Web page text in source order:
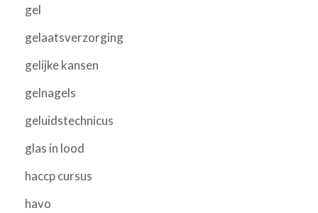
gel
gelaatsverzorging
gelijke kansen
gelnagels
geluidstechnicus
glas in lood
haccp cursus
havo